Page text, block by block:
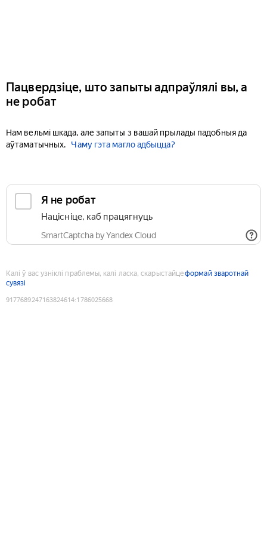
Пацвердзіце, што запыты адпраўлялі вы, а
не робат
Нам вельмі шкада, але запыты з вашай прылады падобныя да
аўтаматычных.
Чаму гэта магло адбыцца?
Я не робат
Націсніце, каб працягнуць
SmartCaptcha by Yandex Cloud
Калі ў вас узніклі праблемы, калі ласка, скарыстайцеформай зваротнай
сувязі
9177689247163824614:1786025668